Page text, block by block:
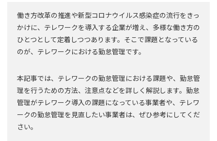
働き方改革の推進や新型コロナウイルス感染症の流行をきっ
かけに、テレワークを導入する企業が増え、多様な働き方の
ひとつとして定着しつつあります。そこで課題となっている
のが、テレワークにおける勤怠管理です。
本記事では、テレワークの勤怠管理における課題や、勤怠管
理を行うための方法、注意点などを詳しく解説します。勤怠
管理がテレワーク導入の課題になっている事業者や、テレワ
ークの勤怠管理を見直したい事業者は、ぜひ参考にしてくだ
さい。